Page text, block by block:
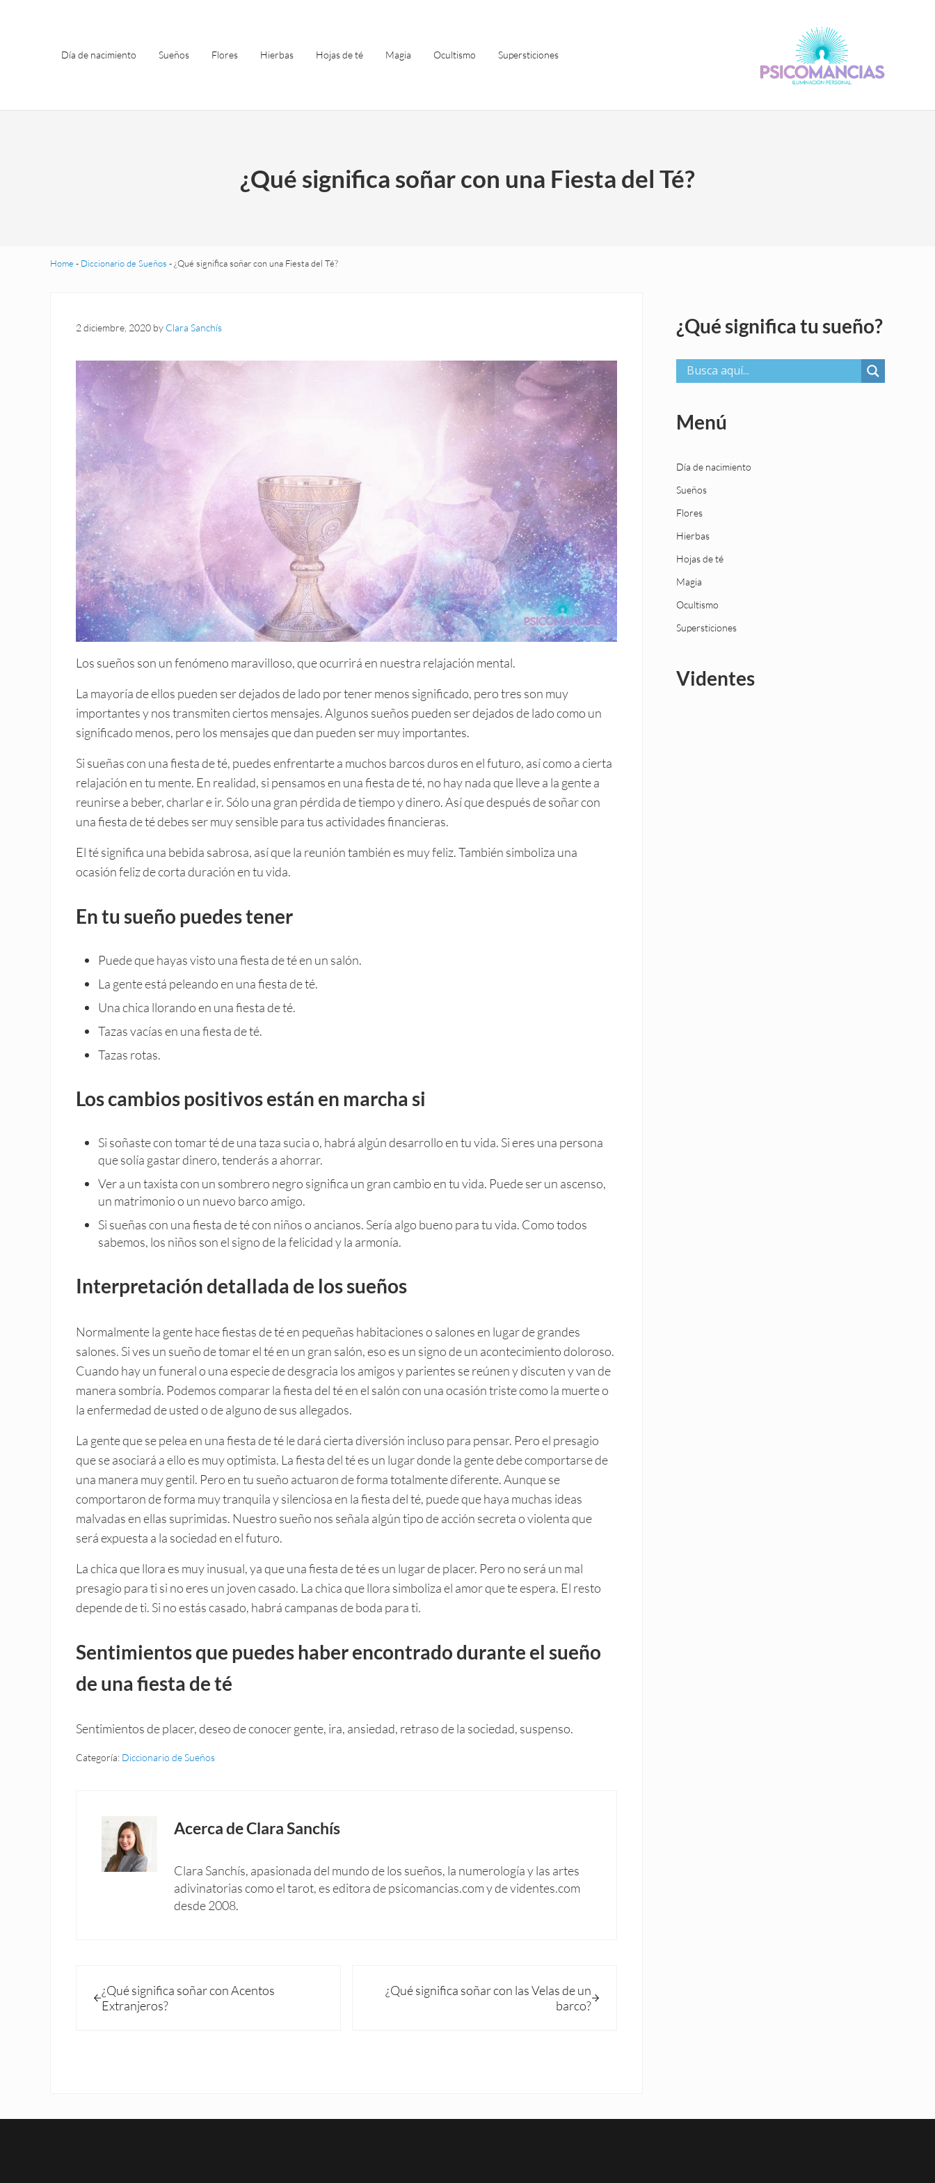
Día de nacimiento Sueños Flores Hierbas Hojas de té Magia Ocultismo Supersticiones
¿Qué significa soñar con una Fiesta del Té?
Home - Diccionario de Sueños - ¿Qué significa soñar con una Fiesta del Té?
2 diciembre, 2020 by Clara Sanchís
Los sueños son un fenómeno maravilloso, que ocurrirá en nuestra relajación mental.
La mayoría de ellos pueden ser dejados de lado por tener menos significado, pero tres son muy
importantes y nos transmiten ciertos mensajes. Algunos sueños pueden ser dejados de lado como un
significado menos, pero los mensajes que dan pueden ser muy importantes.
Si sueñas con una fiesta de té, puedes enfrentarte a muchos barcos duros en el futuro, así como a cierta
relajación en tu mente. En realidad, si pensamos en una fiesta de té, no hay nada que lleve a la gente a
reunirse a beber, charlar e ir. Sólo una gran pérdida de tiempo y dinero. Así que después de soñar con
una fiesta de té debes ser muy sensible para tus actividades financieras.
El té significa una bebida sabrosa, así que la reunión también es muy feliz. También simboliza una
ocasión feliz de corta duración en tu vida.
En tu sueño puedes tener
Puede que hayas visto una fiesta de té en un salón.
La gente está peleando en una fiesta de té.
Una chica llorando en una fiesta de té.
Tazas vacías en una fiesta de té.
Tazas rotas.
Los cambios positivos están en marcha si
Si soñaste con tomar té de una taza sucia o, habrá algún desarrollo en tu vida. Si eres una persona
que solía gastar dinero, tenderás a ahorrar.
Ver a un taxista con un sombrero negro significa un gran cambio en tu vida. Puede ser un ascenso,
un matrimonio o un nuevo barco amigo.
Si sueñas con una fiesta de té con niños o ancianos. Sería algo bueno para tu vida. Como todos
sabemos, los niños son el signo de la felicidad y la armonía.
Interpretación detallada de los sueños
Normalmente la gente hace fiestas de té en pequeñas habitaciones o salones en lugar de grandes
salones. Si ves un sueño de tomar el té en un gran salón, eso es un signo de un acontecimiento doloroso.
Cuando hay un funeral o una especie de desgracia los amigos y parientes se reúnen y discuten y van de
manera sombría. Podemos comparar la fiesta del té en el salón con una ocasión triste como la muerte o
la enfermedad de usted o de alguno de sus allegados.
La gente que se pelea en una fiesta de té le dará cierta diversión incluso para pensar. Pero el presagio
que se asociará a ello es muy optimista. La fiesta del té es un lugar donde la gente debe comportarse de
una manera muy gentil. Pero en tu sueño actuaron de forma totalmente diferente. Aunque se
comportaron de forma muy tranquila y silenciosa en la fiesta del té, puede que haya muchas ideas
malvadas en ellas suprimidas. Nuestro sueño nos señala algún tipo de acción secreta o violenta que
será expuesta a la sociedad en el futuro.
La chica que llora es muy inusual, ya que una fiesta de té es un lugar de placer. Pero no será un mal
presagio para ti si no eres un joven casado. La chica que llora simboliza el amor que te espera. El resto
depende de ti. Si no estás casado, habrá campanas de boda para ti.
Sentimientos que puedes haber encontrado durante el sueño
de una fiesta de té
Sentimientos de placer, deseo de conocer gente, ira, ansiedad, retraso de la sociedad, suspenso.
Categoría: Diccionario de Sueños
Acerca deClara Sanchís
Clara Sanchís, apasionada del mundo de los sueños, la numerología y las artes
adivinatorias como el tarot, es editora de psicomancias.com y de videntes.com
desde 2008.
¿Qué significa soñar con Acentos
Extranjeros?
¿Qué significa soñar con las Velas de un
barco?
¿Qué significa tu sueño?
Menú
Día de nacimiento
Sueños
Flores
Hierbas
Hojas de té
Magia
Ocultismo
Supersticiones
Videntes